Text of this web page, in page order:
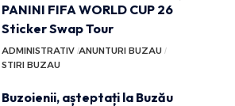
PANINI FIFA WORLD CUP 26
Sticker Swap Tour
ADMINISTRATIV ANUNTURI BUZAU
STIRI BUZAU
Buzoienii, așteptați la Buzău